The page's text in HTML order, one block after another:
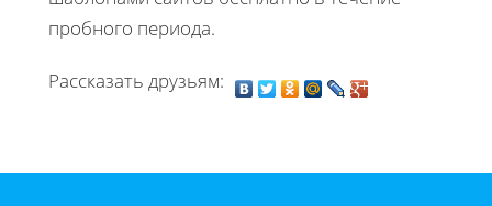
пробного периода.
Рассказать друзьям: